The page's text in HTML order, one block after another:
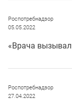
Роспотребнадзор
05.05.2022
«Врача
Роспотребнадзор
27.04.2022